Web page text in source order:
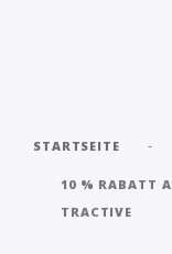
STARTSEITE -
10 % RABATT
TRACTIVE